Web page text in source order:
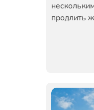
продлить